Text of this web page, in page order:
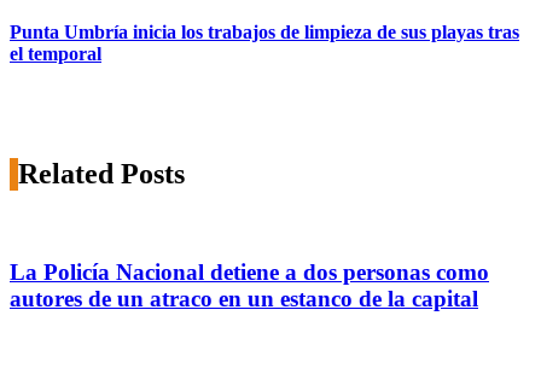
Punta Umbría inicia los trabajos de limpieza de sus playas tras
el temporal
Related Posts
La Policía Nacional detiene a dos personas como
autores de un atraco en un estanco de la capital